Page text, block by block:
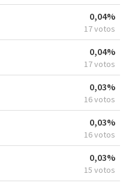
0,04%
17 votos
0,04%
17 votos
0,03%
16 votos
0,03%
16 votos
0,03%
15 votos